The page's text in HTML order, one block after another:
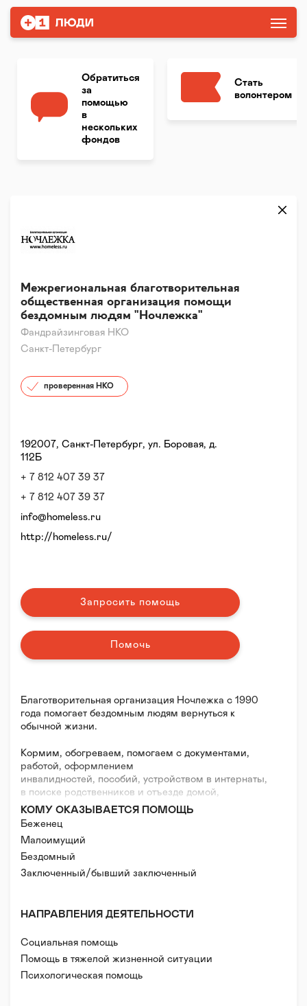
Обратиться
за
помощью
в
нескольких
фондов
Стать
волонтером
Фандрайзинговая НКО
Межрегиональная благотворительная
общественная организация помощи
бездомным людям "Ночлежка"
Санкт-Петербург
проверенная НКО
Благотворительная организация Ночлежка с 1990
года помогает бездомным людям вернуться к
обычной жизни.
Кормим, обогреваем, помогаем с документами,
работой, оформлением
инвалидностей, пособий, устройством в интернаты,
в поиске родственников и отъезде домой,
оспариваем незаконные сделки с недвижимостью и
защищаем права людей без дома и регистрации.
Мы негосударственная организация, поэтому
самостоятельно ищем спонсоров, гранты, субсидии
и собираем пожертвования.
Как помочь: http://homeless.ru/how_to_help/
КОМУ ОКАЗЫВАЕТСЯ ПОМОЩЬ
Беженец
Малоимущий
Бездомный
Заключенный/бывший заключенный
НАПРАВЛЕНИЯ ДЕЯТЕЛЬНОСТИ
Социальная помощь
Помощь в тяжелой жизненной ситуации
Психологическая помощь
192007, Санкт-Петербург, ул. Боровая, д.
112Б
+ 7 812 407 39 37
+ 7 812 407 39 37
info@homeless.ru
http://homeless.ru/
Запросить помощь
Помочь